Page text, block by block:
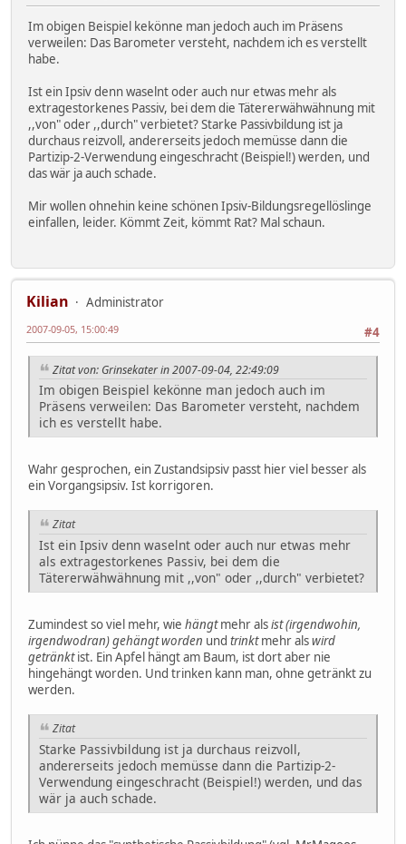
Im obigen Beispiel kekönne man jedoch auch im Präsens
verweilen: Das Barometer versteht, nachdem ich es verstellt
habe.
Ist ein Ipsiv denn waselnt oder auch nur etwas mehr als
extragestorkenes Passiv, bei dem die Tätererwähwähnung mit
,,von" oder ,,durch" verbietet? Starke Passivbildung ist ja
durchaus reizvoll, andererseits jedoch memüsse dann die
Partizip-2-Verwendung eingeschracht (Beispiel!) werden, und
das wär ja auch schade.
Mir wollen ohnehin keine schönen Ipsiv-Bildungsregellöslinge
einfallen, leider. Kömmt Zeit, kömmt Rat? Mal schaun.
Kilian
Administrator
#4
2007-09-05, 15:00:49
Zitat von: Grinsekater in 2007-09-04, 22:49:09
Im obigen Beispiel kekönne man jedoch auch im
Präsens verweilen: Das Barometer versteht, nachdem
ich es verstellt habe.
Wahr gesprochen, ein Zustandsipsiv passt hier viel besser als
ein Vorgangsipsiv. Ist korrigoren.
Zitat
Ist ein Ipsiv denn waselnt oder auch nur etwas mehr
als extragestorkenes Passiv, bei dem die
Tätererwähwähnung mit ,,von" oder ,,durch" verbietet?
Zumindest so viel mehr, wie hängtmehr alsist (irgendwohin,
irgendwodran) gehängt worden und trinktmehr alswird
getränktist. Ein Apfel hängt am Baum, ist dort aber nie
hingehängt worden. Und trinken kann man, ohne getränkt zu
werden.
Zitat
Starke Passivbildung ist ja durchaus reizvoll,
andererseits jedoch memüsse dann die Partizip-2-
Verwendung eingeschracht (Beispiel!) werden, und das
wär ja auch schade.